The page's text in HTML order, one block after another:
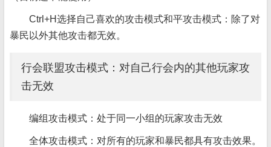
Ctrl+H选择自己喜欢的攻击模式和平攻击模式：除了对
暴民以外其他攻击都无效。
行会联盟攻击模式：对自己行会内的其他玩家攻
击无效
编组攻击模式：处于同一小组的玩家攻击无效
全体攻击模式：对所有的玩家和暴民都具有攻击效果。